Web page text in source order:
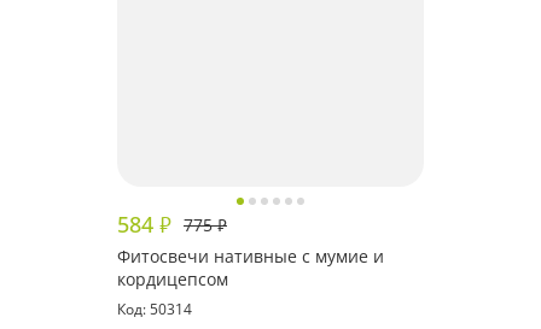
584 ₽ 775₽
Фитосвечи нативные с мумие и
кордицепсом
Код: 50314